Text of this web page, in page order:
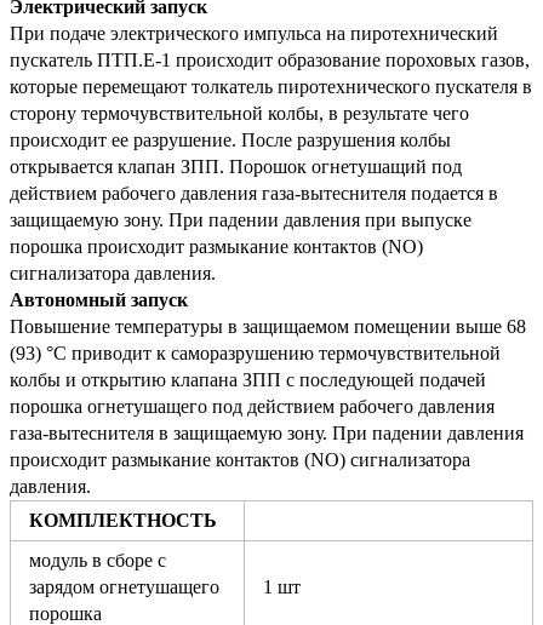
Электрический запуск
При подаче электрического импульса на пиротехнический
пускатель ПТП.Е-1 происходит образование пороховых газов,
которые перемещают толкатель пиротехнического пускателя в
сторону термочувствительной колбы, в результате чего
происходит ее разрушение. После разрушения колбы
открывается клапан ЗПП. Порошок огнетушащий под
действием рабочего давления газа-вытеснителя подается в
защищаемую зону. При падении давления при выпуске
порошка происходит размыкание контактов (NO)
сигнализатора давления.
Автономный запуск
Повышение температуры в защищаемом помещении выше 68
(93) °С приводит к саморазрушению термочувствительной
колбы и открытию клапана ЗПП с последующей подачей
порошка огнетушащего под действием рабочего давления
газа-вытеснителя в защищаемую зону. При падении давления
происходит размыкание контактов (NO) сигнализатора
давления.
КОМПЛЕКТНОСТЬ
модуль в сборе с
зарядом огнетушащего
порошка
1 шт